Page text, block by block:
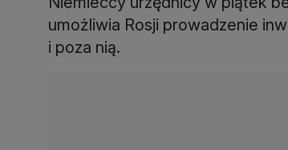
umożliwia Rosji prowadzenie
i poza nią.